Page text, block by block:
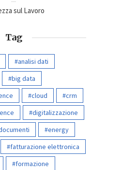
sul Lavoro
Tag
analisi dati
big data
cloud
crm
digitalizzazione
energy
fatturazione elettronica
formazione